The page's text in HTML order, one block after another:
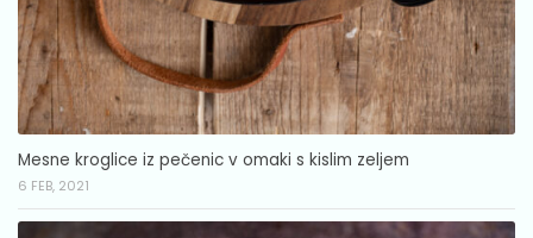
Mesne kroglice iz pečenic v omaki s kislim zeljem
6 FEB, 2021